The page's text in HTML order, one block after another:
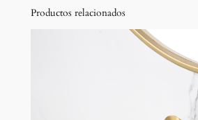
c
Productos relacionados